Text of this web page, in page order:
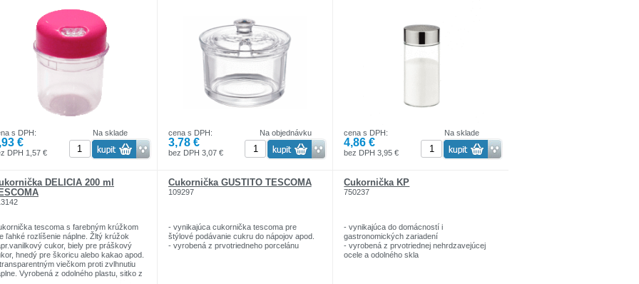
Na sklade
s DPH:
€
DPH 1,57 €
Na objednávku
cena s DPH:
3,78 €
bez DPH 3,07 €
Na sklade
cena s DPH:
4,86 €
bez DPH 3,95 €
DELÍCIA 200 ml
tescoma s farebným krúžkom
ľahké rozlíšenie náplne. Žltý krúžok
cukor, biely pre práškový
hnedý pre škoricu alebo kakao apod.
viečkom proti zvlhnutiu
Vyrobená z odolného plastu, sitko z
Cukornička GUSTITO TESCOMA
109297
- vynikajúca cukornička tescoma pre
štýlové podávanie cukru do nápojov apod.
- vyrobená z prvotriedneho porcelánu
Cukornička KP
750237
- vynikajúca do domácností i
gastronomických zariadení
- vyrobená z prvotriednej nehrdzavejúcej
ocele a odolného skla